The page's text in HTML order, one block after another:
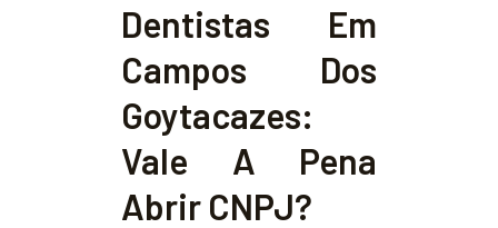
Dentistas Em
Campos Dos
Goytacazes:
Vale A Pena
Abrir CNPJ?